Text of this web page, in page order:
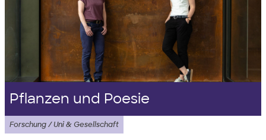
Pflanzen und Poesie
Forschung / Uni & Gesellschaft